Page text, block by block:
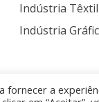
Indústria Têxtil
Indústria
fornecer a